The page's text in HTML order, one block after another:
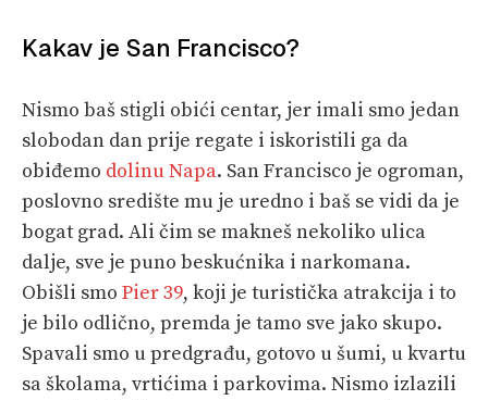
Kakav je San Francisco?
Nismo baš stigli obići centar, jer imali smo jedan
slobodan dan prije regate i iskoristili ga da
obiđemo dolinu Napa. San Francisco je ogroman,
poslovno središte mu je uredno i baš se vidi da je
bogat grad. Ali čim se makneš nekoliko ulica
dalje, sve je puno beskućnika i narkomana.
Obišli smo Pier 39, koji je turistička atrakcija i to
je bilo odlično, premda je tamo sve jako skupo.
Spavali smo u predgrađu, gotovo u šumi, u kvartu
sa školama, vrtićima i parkovima. Nismo izlazili